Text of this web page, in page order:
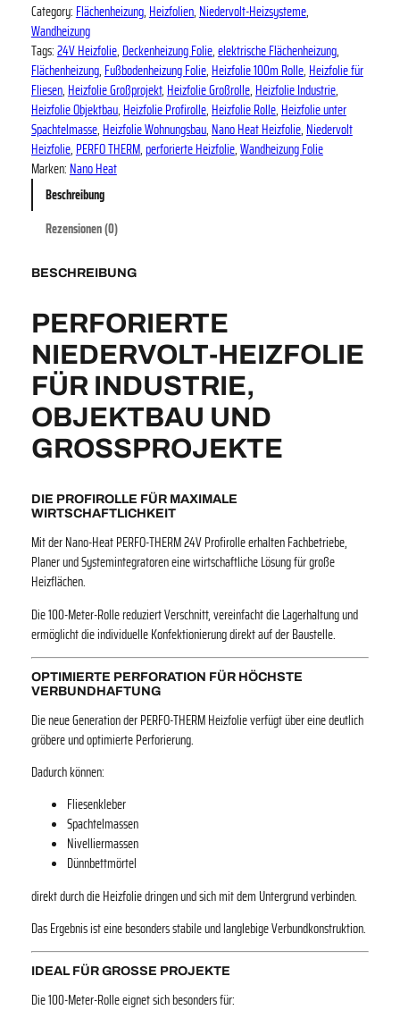
o
-
H
e
a
t
P
E
R
O
H
M
2
4
–
1
0
e
t
e
r
P
o
f
i
r
o
l
l
M
Category: Flächenheizung, Heizfolien, Niedervolt-Heizsysteme
Wandheizung
Tags:24V Heizfolie, Deckenheizung Folie, elektrische Flächenheizung
Flächenheizung, Fußbodenheizung Folie, Heizfolie 100m Rolle, Heizfolie für
Fliesen, Heizfolie Großprojekt, Heizfolie Großrolle, Heizfolie Industrie
Heizfolie Objektbau, Heizfolie Profirolle, Heizfolie Rolle, Heizfolie unter
Spachtelmasse, Heizfolie Wohnungsbau, Nano Heat Heizfolie, Niedervolt
Heizfolie, PERFO THERM, perforierte Heizfolie, Wandheizung Folie
Marken: Nano Heat
Beschreibung
Rezensionen (0)
BESCHREIBUNG
PERFORIERTE
NIEDERVOLT-HEIZFOLIE
FÜR INDUSTRIE,
OBJEKTBAU UND
GROSSPROJEKTE
DIE PROFIROLLE FÜR MAXIMALE
WIRTSCHAFTLICHKEIT
Mit der Nano-Heat PERFO-THERM 24V Profirolle erhalten Fachbetriebe,
Planer und Systemintegratoren eine wirtschaftliche Lösung für große
Heizflächen.
Die 100-Meter-Rolle reduziert Verschnitt, vereinfacht die Lagerhaltung und
ermöglicht die individuelle Konfektionierung direkt auf der Baustelle.
OPTIMIERTE PERFORATION FÜR HÖCHSTE
VERBUNDHAFTUNG
Die neue Generation der PERFO-THERM Heizfolie verfügt über eine deutlich
gröbere und optimierte Perforierung.
Dadurch können:
Fliesenkleber
Spachtelmassen
Nivelliermassen
Dünnbettmörtel
direkt durch die Heizfolie dringen und sich mit dem Untergrund verbinden.
Das Ergebnis ist eine besonders stabile und langlebige Verbundkonstruktion.
IDEAL FÜR GROSSE PROJEKTE
Die 100-Meter-Rolle eignet sich besonders für: